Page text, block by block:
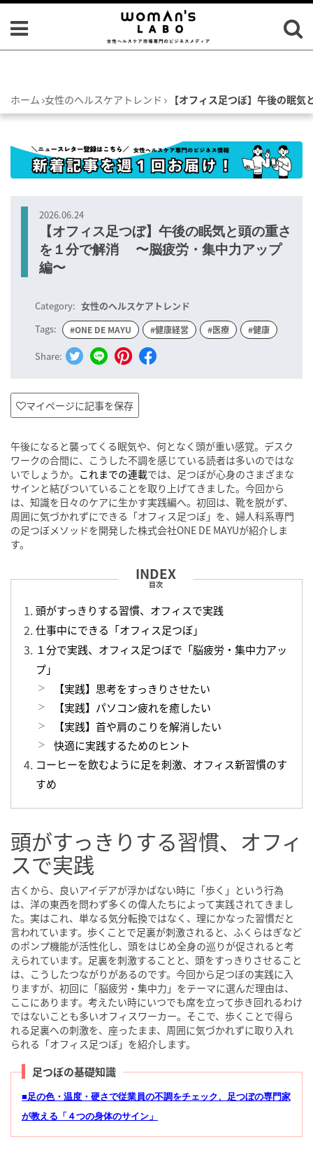
ホーム 女性のヘルスケアトレンド 【オフィス足つぼ】午後の眠
2026.06.24
【オフィス足つぼ】午後の眠気と頭の重さ
を１分で解消 〜脳疲労・集中力アップ
編〜
Category: 女性のヘルスケアトレンド
Tags:
#ONE DE MAYU #健康経営 #医療 #健康
Share:
マイページに記事を保存
午後になると襲ってくる眠気や、何となく頭が重い感覚。デスク
ワークの合間に、こうした不調を感じている読者は多いのではな
いでしょうか。 これまでの連載では、足つぼが心身のさまざまな
サインと結びついていることを取り上げてきました。今回から
は、知識を日々のケアに生かす実践編へ。初回は、靴を脱がず、
周囲に気づかれずにできる「オフィス足つぼ」を、婦人科系専門
の足つぼメソッドを開発した株式会社ONE DE MAYUが紹介しま
す。
目次
頭がすっきりする習慣、オフィスで実践
仕事中にできる「オフィス足つぼ」
１分で実践、オフィス足つぼで「脳疲労・集中力アッ
プ」
【実践】思考をすっきりさせたい
【実践】パソコン疲れを癒したい
【実践】首や肩のこりを解消したい
快適に実践するためのヒント
コーヒーを飲むように足を刺激、オフィス新習慣のす
すめ
頭がすっきりする習慣、オフィ
スで実践
古くから、良いアイデアが浮かばない時に「歩く」という行為
は、洋の東西を問わず多くの偉人たちによって実践されてきまし
た。実はこれ、単なる気分転換ではなく、理にかなった習慣だと
言われています。歩くことで足裏が刺激されると、ふくらはぎなど
のポンプ機能が活性化し、頭をはじめ全身の巡りが促されると考
えられています。足裏を刺激することと、頭をすっきりさせること
は、こうしたつながりがあるのです。今回から足つぼの実践に入
りますが、初回に「脳疲労・集中力」をテーマに選んだ理由は、
ここにあります。考えたい時にいつでも席を立って歩き回れるわけ
ではないことも多いオフィスワーカー。そこで、歩くことで得ら
れる足裏への刺激を、座ったまま、周囲に気づかれずに取り入れ
られる「オフィス足つぼ」を紹介します。
足つぼの基礎知識
■足の色・温度・硬さで従業員の不調をチェック、足つぼの専門家
が教える「４つの身体のサイン」